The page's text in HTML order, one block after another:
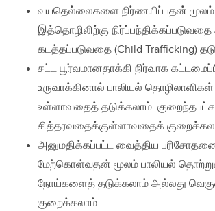
வயதெல்லைகளை நிர்ணயிப்பதன் மூலம்
இத்தொழிலிற்கு
கடத்தப்படுவதை (Child Trafficking)
சட்ட பூர்வமானதாக்கி நிர்வாக
உருவாக்கினால் பாலியல்
உள்ளாவதைத் தடுக்கலாம்.
சித்தரவதைக்குள்ளாவதைக்
அனுமதிக்கப்பட்ட வைத்திய
மேற்கொள்வதன் மூலம் பாலியல்
நோய்களைத் தடுக்கலாம் அல்லது
குறைக்கலாம்.